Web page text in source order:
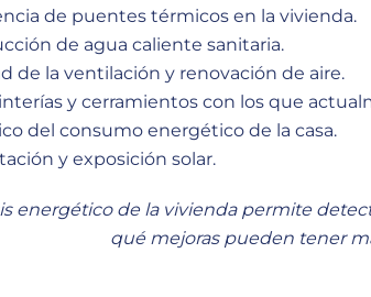
de puentes térmicos en la vivienda.
de agua caliente sanitaria.
de la ventilación y renovación de aire.
y cerramientos con los que
del consumo energético de la casa.
y exposición solar.
energético de la vivienda permite
qué mejoras pueden tener